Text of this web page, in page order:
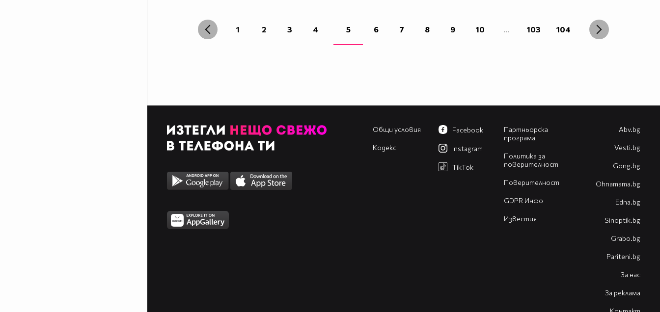
1 2 3 4 5 6 7 8 9 10 ... 103 104
Общи условия
Кодекс
Партньорска
програма
Политика за
поверителност
Поверителност
GDPR Инфо
Известия
Facebook
Instagram
TikTok
Abv.bg
Vesti.bg
Gong.bg
Оhnamama.bg
Edna.bg
Sinoptik.bg
Grabo.bg
Pariteni.bg
За нас
За реклама